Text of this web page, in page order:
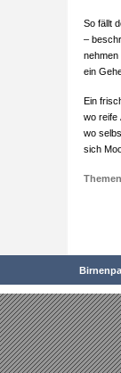
So fällt
–
nehmen
ein
Ein
wo reife
wo
sich